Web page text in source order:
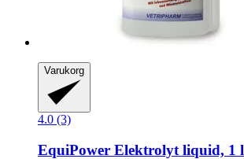
Varukorg
4.0 (3)
EquiPower Elektrolyt liquid, 1 l